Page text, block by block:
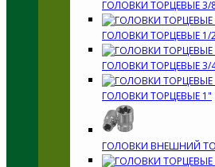
ГОЛОВКИ ТОРЦЕВЫЕ 3/
ГОЛОВКИ ТОРЦЕВЫЕ 1/
ГОЛОВКИ ТОРЦЕВЫЕ 3/
ГОЛОВКИ ТОРЦЕВЫЕ 1"
ГОЛОВКИ ВНЕШНИЙ